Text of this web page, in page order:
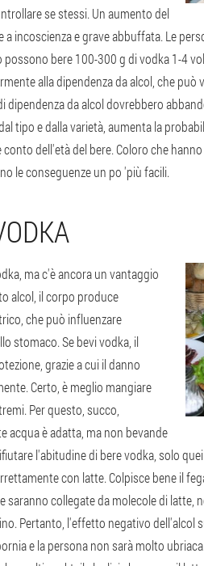
se stessi. Un aumento del
incoscienza e grave abbuffata. Le
possono bere 100-300 g di vodka 1-4
alla dipendenza da alcol, che
dipendenza da alcol dovrebbero
tipo e dalla varietà, aumenta la
dell'età del bere. Coloro che
le conseguenze un po 'più facili.
ma c'è ancora un vantaggio
alcol, il corpo produce
che può influenzare
stomaco. Se bevi vodka, il
grazie a cui il danno
Certo, è meglio mangiare
Per questo, succo,
acqua è adatta, ma non bevande
l'abitudine di bere vodka, solo
con latte. Colpisce bene il
saranno collegate da molecole di
Pertanto, l'effetto negativo dell'alcol
e la persona non sarà molto